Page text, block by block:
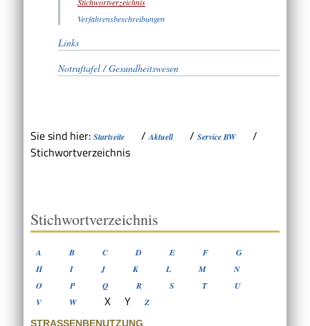
Verfahrensbeschreibungen
Links
Notruftafel / Gesundheitswesen
Sie sind hier: Startseite /Aktuell / Service BW
/
Stichwortverzeichnis
Stichwortverzeichnis
A B C D E F
G
H
I J K L M
N
O
P Q R S T
U
V
W X Y Z
STRASSENBENUTZUNG